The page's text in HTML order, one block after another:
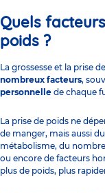
Quels
poids ?
La grossesse et la prise
nombreux facteurs,
personnelle de chaque
La prise de poids ne
de manger, mais aussi
métabolisme, du
ou encore de facteurs
plus de poids, plus